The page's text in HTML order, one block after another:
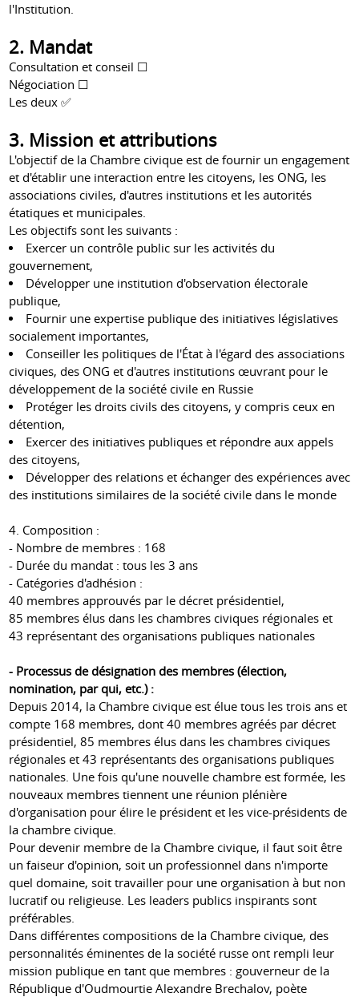
l'Institution.
2. Mandat
Consultation et conseil ☐
Négociation ☐
Les deux ✅
3. Mission et attributions
L'objectif de la Chambre civique est de fournir un engagement
et d'établir une interaction entre les citoyens, les ONG, les
associations civiles, d'autres institutions et les autorités
étatiques et municipales.
Les objectifs sont les suivants :
Exercer un contrôle public sur les activités du
gouvernement,
Développer une institution d'observation électorale
publique,
Fournir une expertise publique des initiatives législatives
socialement importantes,
Conseiller les politiques de l'État à l'égard des associations
civiques, des ONG et d'autres institutions œuvrant pour le
développement de la société civile en Russie
Protéger les droits civils des citoyens, y compris ceux en
détention,
Exercer des initiatives publiques et répondre aux appels
des citoyens,
Développer des relations et échanger des expériences avec
des institutions similaires de la société civile dans le monde
4. Composition :
- Nombre de membres : 168
- Durée du mandat : ​​tous les 3 ans
- Catégories d'adhésion :
40 membres approuvés par le décret présidentiel,
85 membres élus dans les chambres civiques régionales et
43 représentant des organisations publiques nationales
- Processus de désignation des membres (élection,
nomination, par qui, etc.) :
Depuis 2014, la Chambre civique est élue tous les trois ans et
compte 168 membres, dont 40 membres agréés par décret
présidentiel, 85 membres élus dans les chambres civiques
régionales et 43 représentants des organisations publiques
nationales. Une fois qu'une nouvelle chambre est formée, les
nouveaux membres tiennent une réunion plénière
d'organisation pour élire le président et les vice-présidents de
la chambre civique.
Pour devenir membre de la Chambre civique, il faut soit être
un faiseur d'opinion, soit un professionnel dans n'importe
quel domaine, soit travailler pour une organisation à but non
lucratif ou religieuse. Les leaders publics inspirants sont
préférables.
Dans différentes compositions de la Chambre civique, des
personnalités éminentes de la société russe ont rempli leur
mission publique en tant que membres : gouverneur de la
République d'Oudmourtie Alexandre Brechalov, poète